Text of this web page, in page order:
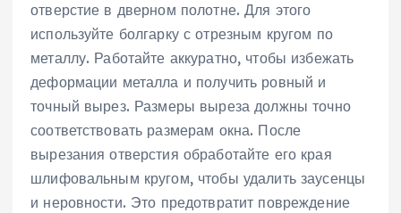
отверстие в дверном полотне. Для этого
используйте болгарку с отрезным кругом по
металлу. Работайте аккуратно, чтобы избежать
деформации металла и получить ровный и
точный вырез. Размеры выреза должны точно
соответствовать размерам окна. После
вырезания отверстия обработайте его края
шлифовальным кругом, чтобы удалить заусенцы
и неровности. Это предотвратит повреждение